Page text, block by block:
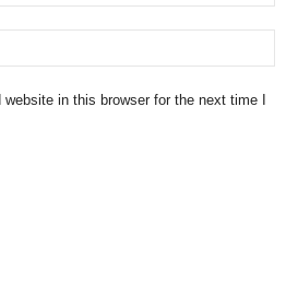
in this browser for the next time I